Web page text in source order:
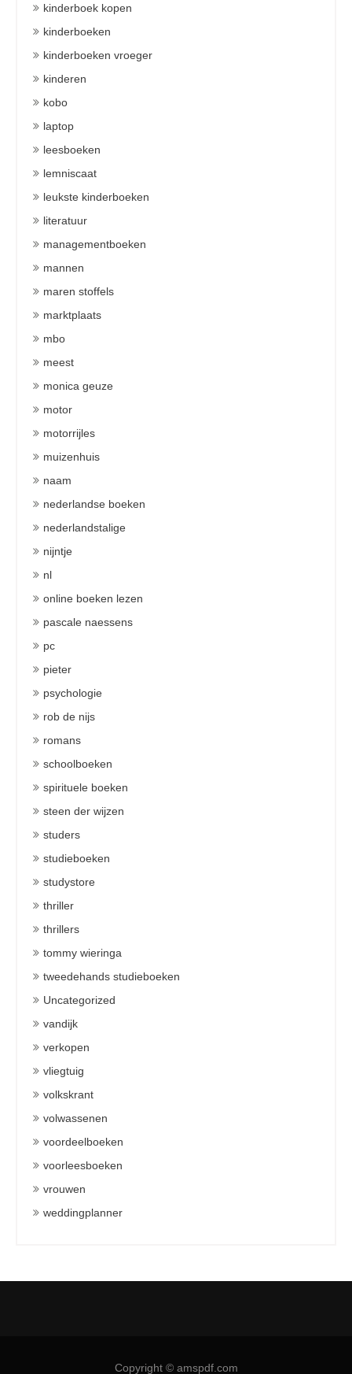
kinderboek kopen
kinderboeken
kinderboeken vroeger
kinderen
kobo
laptop
leesboeken
lemniscaat
leukste kinderboeken
literatuur
managementboeken
mannen
maren stoffels
marktplaats
mbo
meest
monica geuze
motor
motorrijles
muizenhuis
naam
nederlandse boeken
nederlandstalige
nijntje
nl
online boeken lezen
pascale naessens
pc
pieter
psychologie
rob de nijs
romans
schoolboeken
spirituele boeken
steen der wijzen
studers
studieboeken
studystore
thriller
thrillers
tommy wieringa
tweedehands studieboeken
Uncategorized
vandijk
verkopen
vliegtuig
volkskrant
volwassenen
voordeelboeken
voorleesboeken
vrouwen
weddingplanner
Copyright © amspdf.com